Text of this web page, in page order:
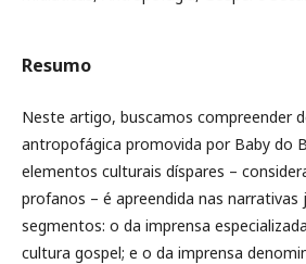
Resumo
Neste artigo, buscamos compreender
antropofágica promovida por Baby do
elementos culturais díspares –
profanos – é apreendida nas narrativas
segmentos: o da imprensa
cultura gospel; e o da imprensa